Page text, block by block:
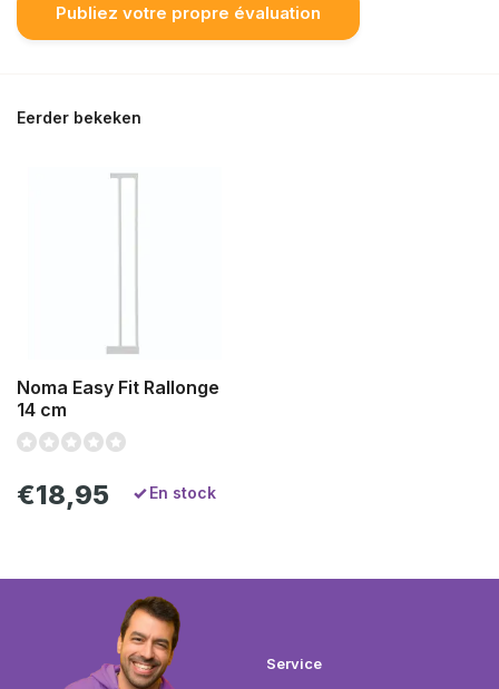
Publiez votre propre évaluation
Eerder bekeken
Noma Easy Fit Rallonge
14 cm
€18,95 En stock
Service